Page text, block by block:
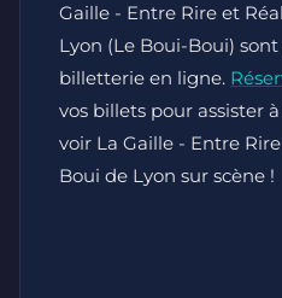
Gaille - Entre Rire et
Lyon (Le Boui-Boui)
billetterie en ligne.
vos billets pour assister
voir La Gaille - Entre
Boui de Lyon sur scène !